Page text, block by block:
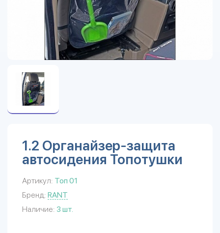
1.2 Органайзер-защита
автосидения Топотушки
Артикул: Топ 01
Бренд: RANT
Наличие: 3 шт.